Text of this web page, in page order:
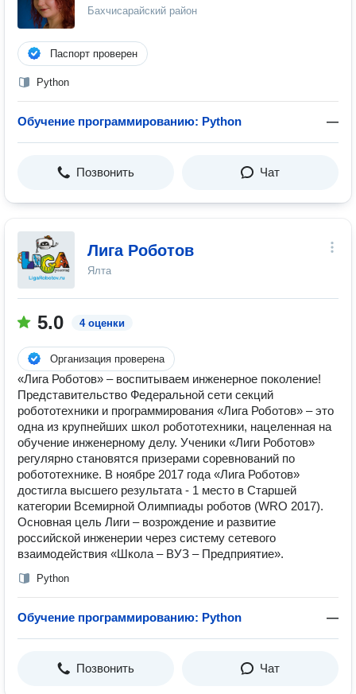
Бахчисарайский район
Паспорт проверен
Python
Обучение программированию: Python —
Позвонить Чат
Лига Роботов
Ялта
5.0 4 оценки
Организация проверена
«Лига Роботов» – воспитываем инженерное поколение!
Представительство Федеральной сети секций
робототехники и программирования «Лига Роботов» – это
одна из крупнейших школ робототехники, нацеленная на
обучение инженерному делу. Ученики «Лиги Роботов»
регулярно становятся призерами соревнований по
робототехнике. В ноябре 2017 года «Лига Роботов»
достигла высшего результата - 1 место в Старшей
категории Всемирной Олимпиады роботов (WRО 2017).
Основная цель Лиги – возрождение и развитие
российской инженерии через систему сетевого
взаимодействия «Школа – ВУЗ – Предприятие».
Python
Обучение программированию: Python —
Позвонить Чат